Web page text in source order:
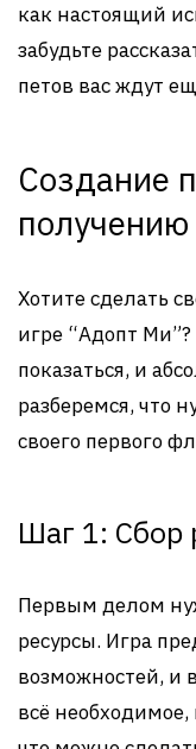
как настоящий
забудьте
петов вас ждут
Создание
получению
Хотите сделать
игре “Адопт
показаться, и
разберемся, что
своего первого
Шаг 1: Сбор
Первым делом
ресурсы. Игра
возможностей, и
всё